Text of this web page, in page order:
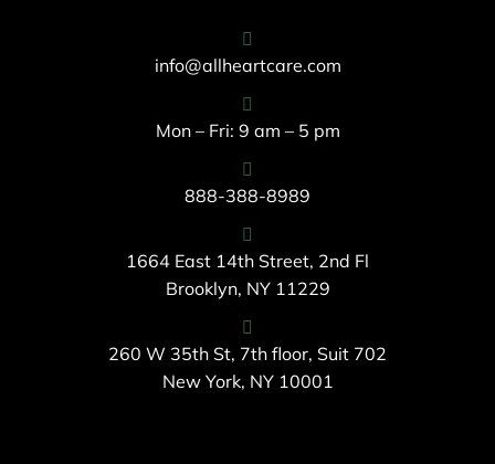
info@allheartcare.com
Mon – Fri: 9 am – 5 pm
888-388-8989
1664 East 14th Street, 2nd Fl
Brooklyn, NY 11229
260 W 35th St, 7th floor, Suit 702
New York, NY 10001